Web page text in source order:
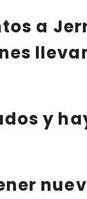
a
y